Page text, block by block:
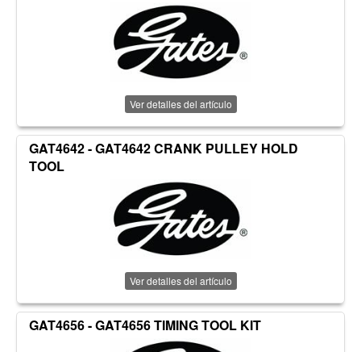
Ver detalles del artículo
GAT4642 - GAT4642 CRANK PULLEY HOLD
TOOL
Ver detalles del artículo
GAT4656 - GAT4656 TIMING TOOL KIT